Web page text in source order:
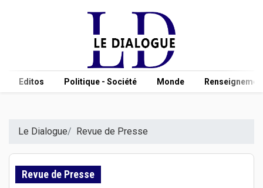
Editos Politique - Société Monde
Le Dialogue Revue de Presse
Revue de Presse